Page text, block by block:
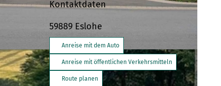
Schmallenberger Sauerland Tourismus |CC-BY-SA
Kontaktdaten
59889 Eslohe
Anreise mit dem Auto
Anreise mit öffentlichen Verkehrsmitteln
Route planen